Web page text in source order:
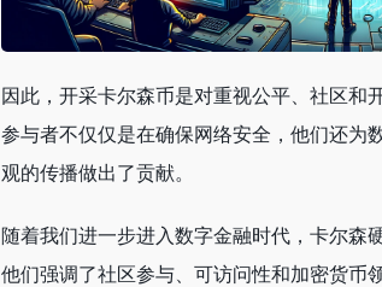
因此，开采卡尔森币是对重视公平、社区和
参与者不仅仅是在确保网络安全，他们还为
观的传播做出了贡献。
随着我们进一步进入数字金融时代，卡尔森
他们强调了社区参与、可访问性和加密货币